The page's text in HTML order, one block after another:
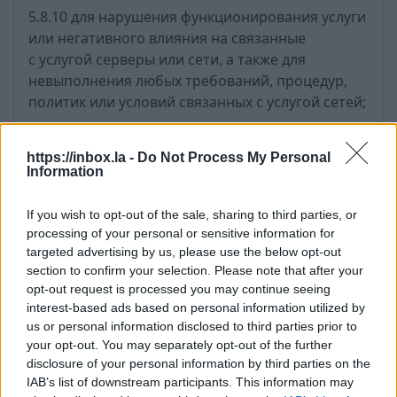
https://inbox.la - Do Not Process My Personal
Information
If you wish to opt-out of the sale, sharing to third parties, or
processing of your personal or sensitive information for
targeted advertising by us, please use the below opt-out
section to confirm your selection. Please note that after your
opt-out request is processed you may continue seeing
interest-based ads based on personal information utilized by
us or personal information disclosed to third parties prior to
your opt-out. You may separately opt-out of the further
disclosure of your personal information by third parties on the
IAB’s list of downstream participants. This information may
5.8.10 для нарушения функционирования услуги
или негативного влияния на связанные
с услугой серверы или сети, а также для
невыполнения любых требований, процедур,
политик или условий связанных с услугой сетей;
непреднамеренного нарушения любых
применимых нормативно-правовых актов
5.8.12 для навязчивого слежения или
запугивания кого-либо иным путем;
5.8.13 для сбора или хранения персональных
данных других пользователей;
5.9 Разрешение на использование вашего
контента